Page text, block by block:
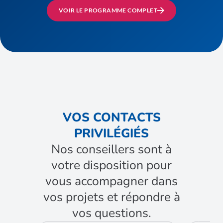
VOIR LE PROGRAMME COMPLET
VOS CONTACTS
PRIVILÉGIÉS
Nos conseillers sont à
votre disposition pour
vous accompagner dans
vos projets et répondre à
vos questions.